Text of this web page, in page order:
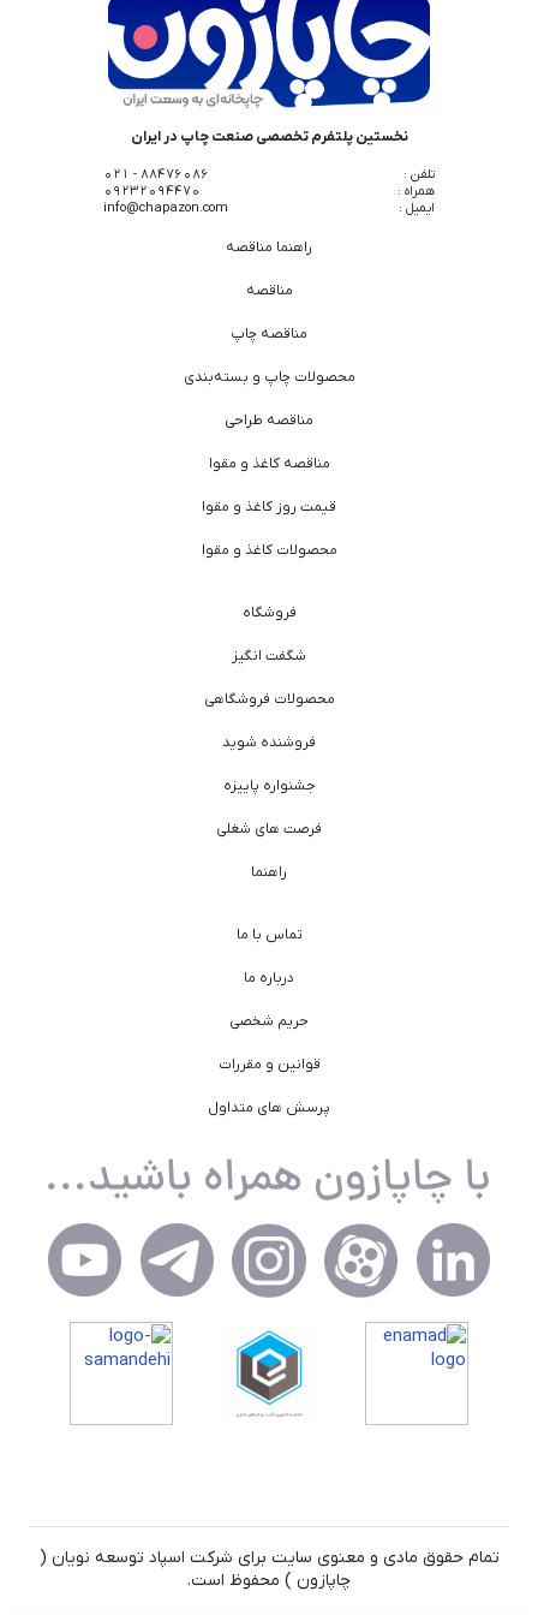
نخستین پلتفرم تخصصی صنعت چاپ در ایران
تلفن :
88476086 - 021
همراه :
09232094470
ایمیل :
info@chapazon.com
راهنما مناقصه
مناقصه
مناقصه چاپ
محصولات چاپ و بسته‌بندی
مناقصه طراحی
مناقصه کاغذ و مقوا
قیمت روز کاغذ و مقوا
محصولات کاغذ و مقوا
فروشگاه
شگفت انگیز
محصولات فروشگاهی
فروشنده شوید
جشنواره پاییزه
فرصت های شغلی
راهنما
تماس با ما
درباره ما
حریم شخصی
قوانین و مقررات
پرسش های متداول
تمام حقوق مادی و معنوی سایت برای شرکت اسپاد توسعه نویان (
چاپازون ) محفوظ است.